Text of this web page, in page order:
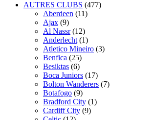
AUTRES CLUBS (477)
Aberdeen (11)
Ajax (9)
Al Nassr (12)
Anderlecht (1)
Atletico Mineiro (3)
Benfica (25)
Besiktas (6)
Boca Juniors (17)
Bolton Wanderers (7)
Botafogo (9)
Bradford City (1)
Cardiff City (9)